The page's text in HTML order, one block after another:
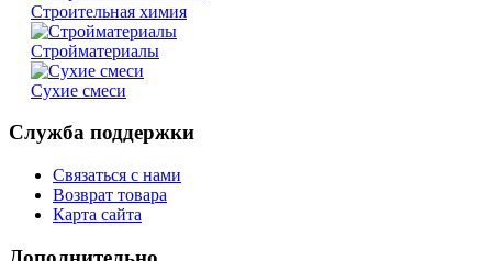
Строительная химия
Стройматериалы
Сухие смеси
Служба поддержки
Связаться с нами
Возврат товара
Карта сайта